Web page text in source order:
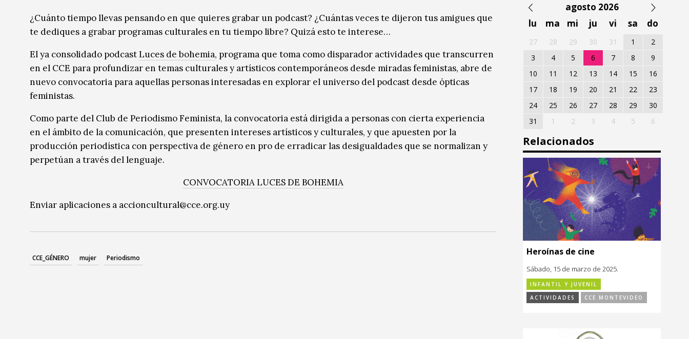
Música
Sin categoríaSin categoría
¿Cuánto tiempo llevas pensando en que quieres grabar un podcast? ¿Cuántas veces te dijeron tus amigues que
te dediques a grabar programas culturales en tu tiempo libre? Quizá esto te interese…
El ya consolidado podcastLuces de bohemia, programa que toma como disparador actividades que transcurren
en el CCE para profundizar en temas culturales y artísticos contemporáneos desde miradas feministas, abre de
nuevo convocatoria para aquellas personas interesadas en explorar el universo del podcast desde ópticas
feministas.
Como parte del Club de Periodismo Feminista, la convocatoria está dirigida a personas con cierta experiencia
en el ámbito de la comunicación, que presenten intereses artísticos y culturales, y que apuesten por la
producción periodística con perspectiva de género en pro de erradicar las desigualdades que se normalizan y
perpetúan a través del lenguaje.
CONVOCATORIA LUCES DE BOHEMIA
Enviar aplicaciones a accioncultural@cce.org.uy
CCE_GÉNERO mujer Periodismo
agosto 2026
lu
ma mi ju vi sa do
27 28 29 30 31 1
2
3
4 5 6 7 8
9
10
11 12 13 14 15
16
17
18 19 20 21 22
23
24
25 26 27 28 29
30
31
1 2 3 4 5 6
Relacionados
Heroínas de cine
Sábado, 15 de marzo de 2025.
INFANTIL Y JUVENIL
ACTIVIDADES
CCE MONTEVIDEO